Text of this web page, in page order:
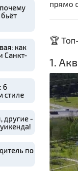
как
Санкт-
6
стиле
другие -
по
прямо
🏆
1.